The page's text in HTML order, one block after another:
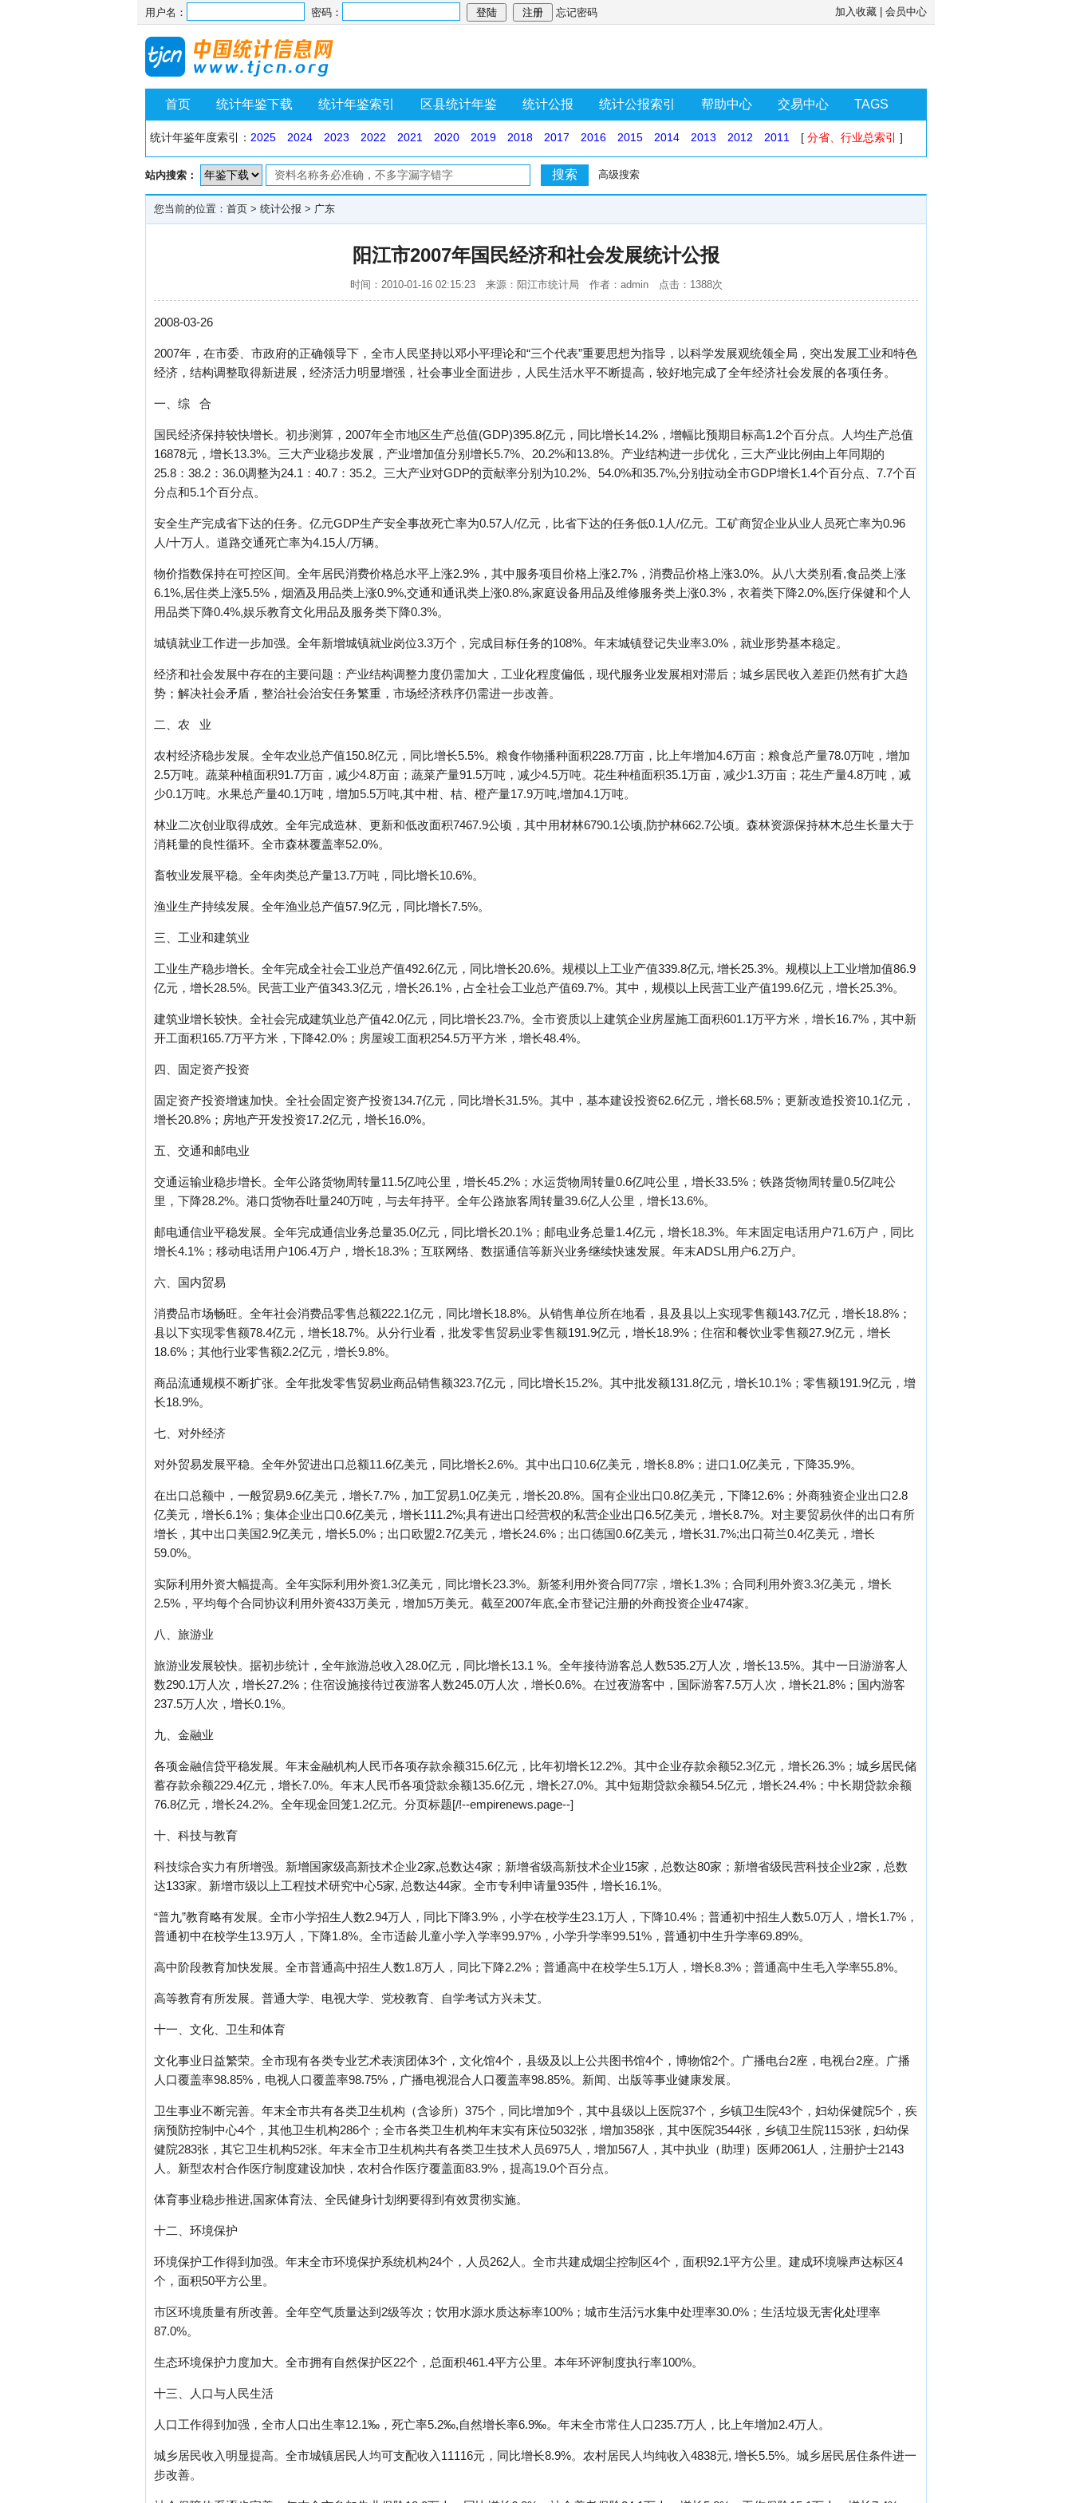
用户名： 密码： 忘记密码 加入收藏 会员中心
首页 统计年鉴下载 统计年鉴索引 区县统计年鉴 统计公报 统计公报索引 帮助中心 交易中心 TAGS
统计年鉴年度索引： 2025 2024 2023 2022 2021 2020 2019 2018 2017 2016 2015 2014 2013 2012 2011 [ 分省、行业总索引 ]
站内搜索： 高级搜索
您当前的位置： 首页 > 统计公报 > 广东
阳江市2007年国民经济和社会发展统计公报
时间：2010-01-16 02:15:23 来源：阳江市统计局 作者：admin 点击：1388次
2008-03-26
2007年，在市委、市政府的正确领导下，全市人民坚持以邓小平理论和“三个代表”重要思想为指导，以科学发展观统领全局，突出发展工业和特色
经济，结构调整取得新进展，经济活力明显增强，社会事业全面进步，人民生活水平不断提高，较好地完成了全年经济社会发展的各项任务。
一、综 合
国民经济保持较快增长。初步测算，2007年全市地区生产总值(GDP)395.8亿元，同比增长14.2%，增幅比预期目标高1.2个百分点。人均生产总值
16878元，增长13.3%。三大产业稳步发展，产业增加值分别增长5.7%、20.2%和13.8%。产业结构进一步优化，三大产业比例由上年同期的
25.8：38.2：36.0调整为24.1：40.7：35.2。三大产业对GDP的贡献率分别为10.2%、54.0%和35.7%,分别拉动全市GDP增长1.4个百分点、7.7个百
分点和5.1个百分点。
安全生产完成省下达的任务。亿元GDP生产安全事故死亡率为0.57人/亿元，比省下达的任务低0.1人/亿元。工矿商贸企业从业人员死亡率为0.96
人/十万人。道路交通死亡率为4.15人/万辆。
物价指数保持在可控区间。全年居民消费价格总水平上涨2.9%，其中服务项目价格上涨2.7%，消费品价格上涨3.0%。从八大类别看,食品类上涨
6.1%,居住类上涨5.5%，烟酒及用品类上涨0.9%,交通和通讯类上涨0.8%,家庭设备用品及维修服务类上涨0.3%，衣着类下降2.0%,医疗保健和个人
用品类下降0.4%,娱乐教育文化用品及服务类下降0.3%。
城镇就业工作进一步加强。全年新增城镇就业岗位3.3万个，完成目标任务的108%。年末城镇登记失业率3.0%，就业形势基本稳定。
经济和社会发展中存在的主要问题：产业结构调整力度仍需加大，工业化程度偏低，现代服务业发展相对滞后；城乡居民收入差距仍然有扩大趋
势；解决社会矛盾，整治社会治安任务繁重，市场经济秩序仍需进一步改善。
二、农 业
农村经济稳步发展。全年农业总产值150.8亿元，同比增长5.5%。粮食作物播种面积228.7万亩，比上年增加4.6万亩；粮食总产量78.0万吨，增加
2.5万吨。蔬菜种植面积91.7万亩，减少4.8万亩；蔬菜产量91.5万吨，减少4.5万吨。花生种植面积35.1万亩，减少1.3万亩；花生产量4.8万吨，减
少0.1万吨。水果总产量40.1万吨，增加5.5万吨,其中柑、桔、橙产量17.9万吨,增加4.1万吨。
林业二次创业取得成效。全年完成造林、更新和低改面积7467.9公顷，其中用材林6790.1公顷,防护林662.7公顷。森林资源保持林木总生长量大于
消耗量的良性循环。全市森林覆盖率52.0%。
畜牧业发展平稳。全年肉类总产量13.7万吨，同比增长10.6%。
渔业生产持续发展。全年渔业总产值57.9亿元，同比增长7.5%。
三、工业和建筑业
工业生产稳步增长。全年完成全社会工业总产值492.6亿元，同比增长20.6%。规模以上工业产值339.8亿元, 增长25.3%。规模以上工业增加值86.9
亿元，增长28.5%。民营工业产值343.3亿元，增长26.1%，占全社会工业总产值69.7%。其中，规模以上民营工业产值199.6亿元，增长25.3%。
建筑业增长较快。全社会完成建筑业总产值42.0亿元，同比增长23.7%。全市资质以上建筑企业房屋施工面积601.1万平方米，增长16.7%，其中新
开工面积165.7万平方米，下降42.0%；房屋竣工面积254.5万平方米，增长48.4%。
四、固定资产投资
固定资产投资增速加快。全社会固定资产投资134.7亿元，同比增长31.5%。其中，基本建设投资62.6亿元，增长68.5%；更新改造投资10.1亿元，
增长20.8%；房地产开发投资17.2亿元，增长16.0%。
五、交通和邮电业
交通运输业稳步增长。全年公路货物周转量11.5亿吨公里，增长45.2%；水运货物周转量0.6亿吨公里，增长33.5%；铁路货物周转量0.5亿吨公
里，下降28.2%。港口货物吞吐量240万吨，与去年持平。全年公路旅客周转量39.6亿人公里，增长13.6%。
邮电通信业平稳发展。全年完成通信业务总量35.0亿元，同比增长20.1%；邮电业务总量1.4亿元，增长18.3%。年末固定电话用户71.6万户，同比
增长4.1%；移动电话用户106.4万户，增长18.3%；互联网络、数据通信等新兴业务继续快速发展。年末ADSL用户6.2万户。
六、国内贸易
消费品市场畅旺。全年社会消费品零售总额222.1亿元，同比增长18.8%。从销售单位所在地看，县及县以上实现零售额143.7亿元，增长18.8%；
县以下实现零售额78.4亿元，增长18.7%。从分行业看，批发零售贸易业零售额191.9亿元，增长18.9%；住宿和餐饮业零售额27.9亿元，增长
18.6%；其他行业零售额2.2亿元，增长9.8%。
商品流通规模不断扩张。全年批发零售贸易业商品销售额323.7亿元，同比增长15.2%。其中批发额131.8亿元，增长10.1%；零售额191.9亿元，增
长18.9%。
七、对外经济
对外贸易发展平稳。全年外贸进出口总额11.6亿美元，同比增长2.6%。其中出口10.6亿美元，增长8.8%；进口1.0亿美元，下降35.9%。
在出口总额中，一般贸易9.6亿美元，增长7.7%，加工贸易1.0亿美元，增长20.8%。国有企业出口0.8亿美元，下降12.6%；外商独资企业出口2.8
亿美元，增长6.1%；集体企业出口0.6亿美元，增长111.2%;具有进出口经营权的私营企业出口6.5亿美元，增长8.7%。对主要贸易伙伴的出口有所
增长，其中出口美国2.9亿美元，增长5.0%；出口欧盟2.7亿美元，增长24.6%；出口德国0.6亿美元，增长31.7%;出口荷兰0.4亿美元，增长
59.0%。
实际利用外资大幅提高。全年实际利用外资1.3亿美元，同比增长23.3%。新签利用外资合同77宗，增长1.3%；合同利用外资3.3亿美元，增长
2.5%，平均每个合同协议利用外资433万美元，增加5万美元。截至2007年底,全市登记注册的外商投资企业474家。
八、旅游业
旅游业发展较快。据初步统计，全年旅游总收入28.0亿元，同比增长13.1 %。全年接待游客总人数535.2万人次，增长13.5%。其中一日游游客人
数290.1万人次，增长27.2%；住宿设施接待过夜游客人数245.0万人次，增长0.6%。在过夜游客中，国际游客7.5万人次，增长21.8%；国内游客
237.5万人次，增长0.1%。
九、金融业
各项金融信贷平稳发展。年末金融机构人民币各项存款余额315.6亿元，比年初增长12.2%。其中企业存款余额52.3亿元，增长26.3%；城乡居民储
蓄存款余额229.4亿元，增长7.0%。年末人民币各项贷款余额135.6亿元，增长27.0%。其中短期贷款余额54.5亿元，增长24.4%；中长期贷款余额
76.8亿元，增长24.2%。全年现金回笼1.2亿元。分页标题[/!--empirenews.page--]
十、科技与教育
科技综合实力有所增强。新增国家级高新技术企业2家,总数达4家；新增省级高新技术企业15家，总数达80家；新增省级民营科技企业2家，总数
达133家。新增市级以上工程技术研究中心5家, 总数达44家。全市专利申请量935件，增长16.1%。
“普九”教育略有发展。全市小学招生人数2.94万人，同比下降3.9%，小学在校学生23.1万人，下降10.4%；普通初中招生人数5.0万人，增长1.7%，
普通初中在校学生13.9万人，下降1.8%。全市适龄儿童小学入学率99.97%，小学升学率99.51%，普通初中生升学率69.89%。
高中阶段教育加快发展。全市普通高中招生人数1.8万人，同比下降2.2%；普通高中在校学生5.1万人，增长8.3%；普通高中生毛入学率55.8%。
高等教育有所发展。普通大学、电视大学、党校教育、自学考试方兴未艾。
十一、文化、卫生和体育
文化事业日益繁荣。全市现有各类专业艺术表演团体3个，文化馆4个，县级及以上公共图书馆4个，博物馆2个。广播电台2座，电视台2座。广播
人口覆盖率98.85%，电视人口覆盖率98.75%，广播电视混合人口覆盖率98.85%。新闻、出版等事业健康发展。
卫生事业不断完善。年末全市共有各类卫生机构（含诊所）375个，同比增加9个，其中县级以上医院37个，乡镇卫生院43个，妇幼保健院5个，疾
病预防控制中心4个，其他卫生机构286个；全市各类卫生机构年末实有床位5032张，增加358张，其中医院3544张，乡镇卫生院1153张，妇幼保
健院283张，其它卫生机构52张。年末全市卫生机构共有各类卫生技术人员6975人，增加567人，其中执业（助理）医师2061人，注册护士2143
人。新型农村合作医疗制度建设加快，农村合作医疗覆盖面83.9%，提高19.0个百分点。
体育事业稳步推进,国家体育法、全民健身计划纲要得到有效贯彻实施。
十二、环境保护
环境保护工作得到加强。年末全市环境保护系统机构24个，人员262人。全市共建成烟尘控制区4个，面积92.1平方公里。建成环境噪声达标区4
个，面积50平方公里。
市区环境质量有所改善。全年空气质量达到2级等次；饮用水源水质达标率100%；城市生活污水集中处理率30.0%；生活垃圾无害化处理率
87.0%。
生态环境保护力度加大。全市拥有自然保护区22个，总面积461.4平方公里。本年环评制度执行率100%。
十三、人口与人民生活
人口工作得到加强，全市人口出生率12.1‰，死亡率5.2‰,自然增长率6.9‰。年末全市常住人口235.7万人，比上年增加2.4万人。
城乡居民收入明显提高。全市城镇居民人均可支配收入11116元，同比增长8.9%。农村居民人均纯收入4838元, 增长5.5%。城乡居民居住条件进一
步改善。